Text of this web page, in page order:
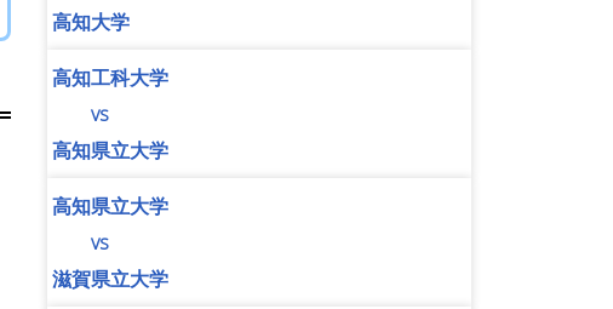
高知大学
高知工科大学
vs
高知県立大学
高知県立大学
vs
滋賀県立大学